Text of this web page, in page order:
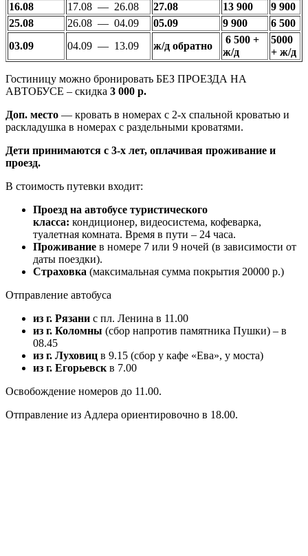
16.08
17.08 — 26.08 27.08 13 900
9 900
25.08
26.08 — 04.09 05.09 9 900
6 500
03.09
04.09 — 13.09 ж/д обратно
6 500 +
ж/д
5000
+ ж/д
Гостиницу можно бронировать БЕЗ ПРОЕЗДА НА
АВТОБУСЕ – скидка 3 000 р.
Доп. место — кровать в номерах с 2-х спальной кроватью и
раскладушка в номерах с раздельными кроватями.
Дети принимаются с 3-х лет, оплачивая проживание и
проезд.
В стоимость путевки входит:
Проезд на автобусе туристического
класса: кондиционер, видеосистема, кофеварка,
туалетная комната. Время в пути – 24 часа.
Проживание в номере 7 или 9 ночей (в зависимости от
даты поездки).
Страховка (максимальная сумма покрытия 20000 р.)
Отправление автобуса
из г. Рязани с пл. Ленина в 11.00
из г. Коломны (сбор напротив памятника Пушки) – в
08.45
из г. Луховиц в 9.15 (сбор у кафе «Ева», у моста)
из г. Егорьевск в 7.00
Освобождение номеров до 11.00.
Отправление из Адлера ориентировочно в 18.00.